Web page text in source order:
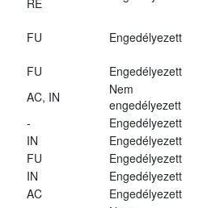
RE
FU Engedélyezett
FU
Engedélyezett
AC, IN
Nem
engedélyezett
-
Engedélyezett
IN
Engedélyezett
FU
Engedélyezett
IN
Engedélyezett
AC
Engedélyezett